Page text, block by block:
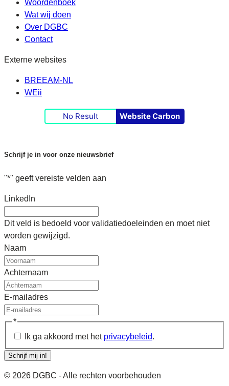
Woordenboek
Wat wij doen
Over DGBC
Contact
Externe websites
BREEAM-NL
WEii
No Result Website Carbon
Schrijf je in voor onze nieuwsbrief
"*" geeft vereiste velden aan
LinkedIn
Dit veld is bedoeld voor validatiedoeleinden en moet niet
worden gewijzigd.
Naam
Achternaam
E-mailadres
*
Ik ga akkoord met het privacybeleid.
Schrijf mij in!
© 2026 DGBC - Alle rechten voorbehouden